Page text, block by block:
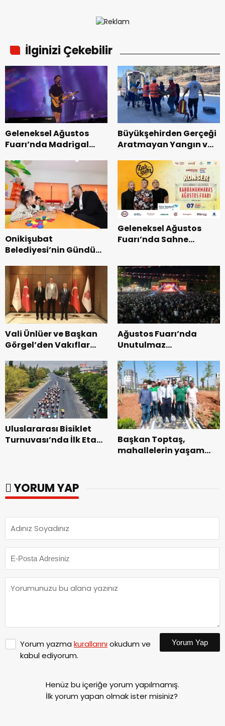
İlginizi Çekebilir
Geleneksel Ağustos
Fuarı’nda Madrigal
Büyükşehirden Gerçeği
Aratmayan Yangın ve
Onikişubat
Belediyesi’nin Gündüz
dönemin ön kayıtları
başladı.
Geleneksel Ağustos
Fuarı’nda Sahne
Vali Ünlüer ve Başkan
Görgel’den Vakıflar
ziyaret.
Ağustos Fuarı’nda
Unutulmaz
Uluslararası Bisiklet
Turnuvası’nda İlk Etap
Başkan Toptaş,
mahallelerin yaşam
YORUM YAP
Yorum yazma kurallarınıokudum ve
kabul ediyorum.
Yorum Yap
Henüz bu içeriğe yorum yapılmamış.
İlk yorum yapan olmak ister misiniz?